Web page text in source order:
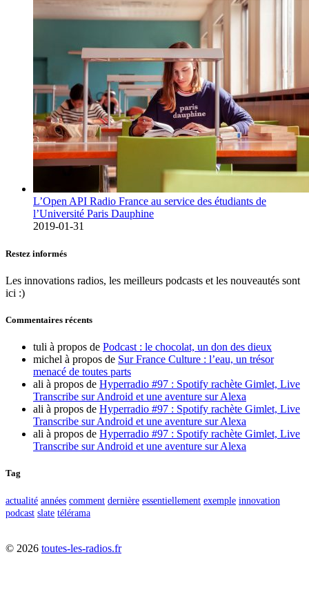
L’Open API Radio France au service des étudiants de
l’Université Paris Dauphine
2019-01-31
Restez informés
Les innovations radios, les meilleurs podcasts et les nouveautés sont
ici :)
Commentaires récents
tuli à propos de Podcast : le chocolat, un don des dieux
michel à propos de Sur France Culture : l’eau, un trésor
menacé de toutes parts
ali à propos de Hyperradio #97 : Spotify rachète Gimlet, Live
Transcribe sur Android et une aventure sur Alexa
ali à propos de Hyperradio #97 : Spotify rachète Gimlet, Live
Transcribe sur Android et une aventure sur Alexa
ali à propos de Hyperradio #97 : Spotify rachète Gimlet, Live
Transcribe sur Android et une aventure sur Alexa
Tag
actualité années comment dernière essentiellement exemple innovation
podcast slate télérama
© 2026 toutes-les-radios.fr